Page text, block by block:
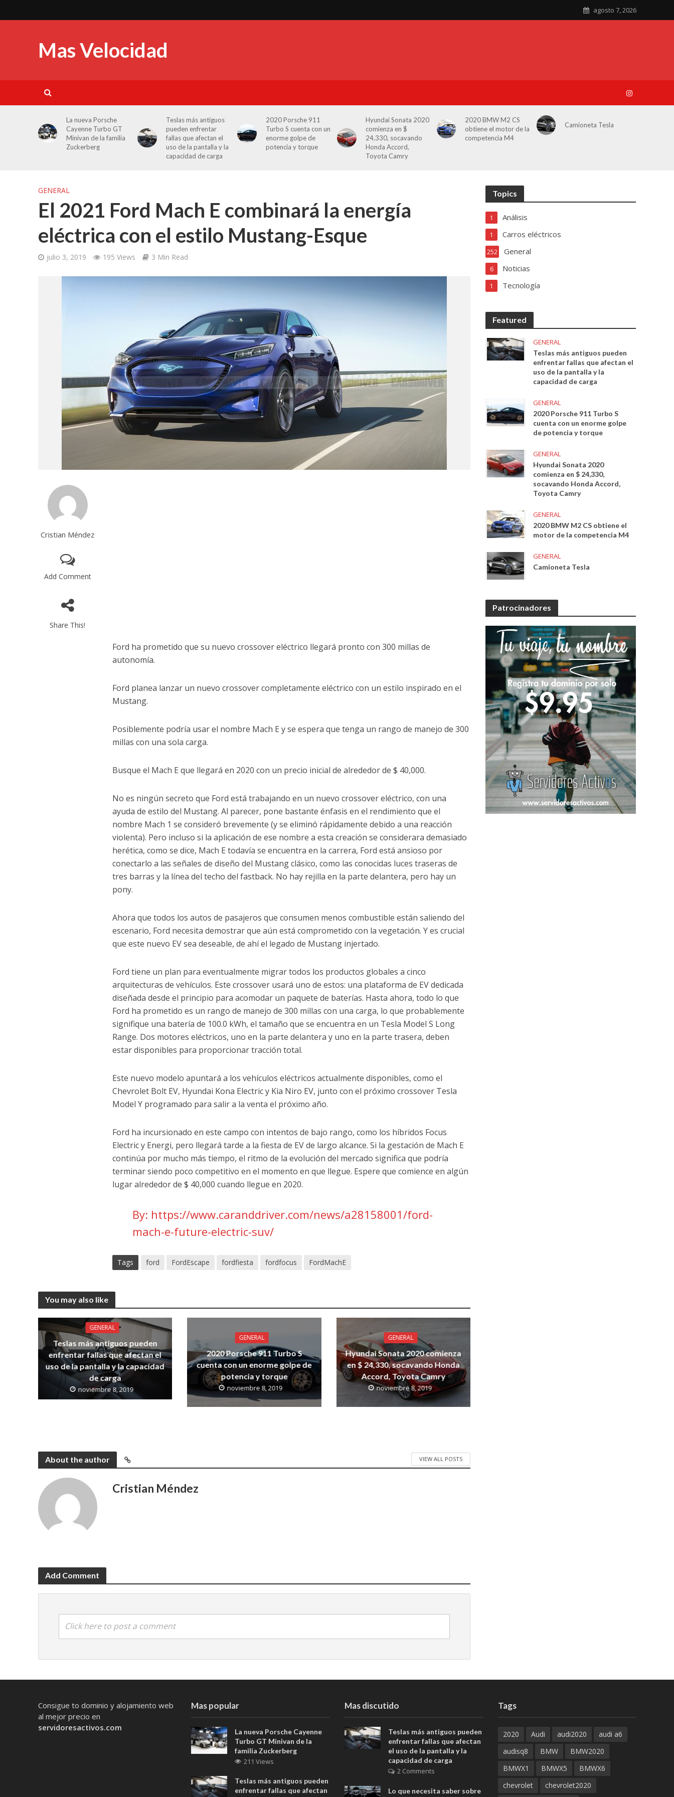
agosto 7, 2026
Mas Velocidad
La nueva Porsche
Cayenne Turbo GT
Minivan de la familia
Zuckerberg
Teslas más antiguos
pueden enfrentar
fallas que afectan el
uso de la pantalla y la
capacidad de carga
2020 Porsche 911
Turbo S cuenta con un
enorme golpe de
potencia y torque
Hyundai Sonata 2020
comienza en $
24,330, socavando
Honda Accord,
Toyota Camry
2020 BMW M2 CS
obtiene el motor de la
competencia M4
Camioneta Tesla
GENERAL
El 2021 Ford Mach E combinará la energía
eléctrica con el estilo Mustang-Esque
julio 3, 2019 195 Views 3 Min Read
Cristian Méndez
Add Comment
Share This!
Ford ha prometido que su nuevo crossover eléctrico llegará pronto con 300 millas de
autonomía.
Ford planea lanzar un nuevo crossover completamente eléctrico con un estilo inspirado en el
Mustang.
Posiblemente podría usar el nombre Mach E y se espera que tenga un rango de manejo de 300
millas con una sola carga.
Busque el Mach E que llegará en 2020 con un precio inicial de alrededor de $ 40,000.
No es ningún secreto que Ford está trabajando en un nuevo crossover eléctrico, con una
ayuda de estilo del Mustang. Al parecer, pone bastante énfasis en el rendimiento que el
nombre Mach 1 se consideró brevemente (y se eliminó rápidamente debido a una reacción
violenta). Pero incluso si la aplicación de ese nombre a esta creación se considerara demasiado
herética, como se dice, Mach E todavía se encuentra en la carrera, Ford está ansioso por
conectarlo a las señales de diseño del Mustang clásico, como las conocidas luces traseras de
tres barras y la línea del techo del fastback. No hay rejilla en la parte delantera, pero hay un
pony.
Ahora que todos los autos de pasajeros que consumen menos combustible están saliendo del
escenario, Ford necesita demostrar que aún está comprometido con la vegetación. Y es crucial
que este nuevo EV sea deseable, de ahí el legado de Mustang injertado.
Ford tiene un plan para eventualmente migrar todos los productos globales a cinco
arquitecturas de vehículos. Este crossover usará uno de estos: una plataforma de EV dedicada
diseñada desde el principio para acomodar un paquete de baterías. Hasta ahora, todo lo que
Ford ha prometido es un rango de manejo de 300 millas con una carga, lo que probablemente
signifique una batería de 100.0 kWh, el tamaño que se encuentra en un Tesla Model S Long
Range. Dos motores eléctricos, uno en la parte delantera y uno en la parte trasera, deben
estar disponibles para proporcionar tracción total.
Este nuevo modelo apuntará a los vehículos eléctricos actualmente disponibles, como el
Chevrolet Bolt EV, Hyundai Kona Electric y Kia Niro EV, junto con el próximo crossover Tesla
Model Y programado para salir a la venta el próximo año.
Ford ha incursionado en este campo con intentos de bajo rango, como los híbridos Focus
Electric y Energi, pero llegará tarde a la fiesta de EV de largo alcance. Si la gestación de Mach E
continúa por mucho más tiempo, el ritmo de la evolución del mercado significa que podría
terminar siendo poco competitivo en el momento en que llegue. Espere que comience en algún
lugar alrededor de $ 40,000 cuando llegue en 2020.
By: https://www.caranddriver.com/news/a28158001/ford-
mach-e-future-electric-suv/
Tags ford FordEscape fordfiesta fordfocus FordMachE
You may also like
GENERAL
Teslas más antiguos pueden
enfrentar fallas que afectan el
uso de la pantalla y la capacidad
de carga
noviembre 8, 2019
GENERAL
2020 Porsche 911 Turbo S
cuenta con un enorme golpe de
potencia y torque
noviembre 8, 2019
GENERAL
Hyundai Sonata 2020 comienza
en $ 24,330, socavando Honda
Accord, Toyota Camry
noviembre 8, 2019
About the author VIEW ALL POSTS
Cristian Méndez
Add Comment
Click here to post a comment
Topics
Análisis
1
Carros eléctricos
1
General
252
Noticias
6
Tecnología
1
Featured
GENERAL
Teslas más antiguos pueden
enfrentar fallas que afectan el
uso de la pantalla y la
capacidad de carga
GENERAL
2020 Porsche 911 Turbo S
cuenta con un enorme golpe
de potencia y torque
GENERAL
Hyundai Sonata 2020
comienza en $ 24,330,
socavando Honda Accord,
Toyota Camry
GENERAL
2020 BMW M2 CS obtiene el
motor de la competencia M4
GENERAL
Camioneta Tesla
Patrocinadores
Consigue to dominio y alojamiento web
al mejor precio en
servidoresactivos.com
Mas popular
La nueva Porsche Cayenne
Turbo GT Minivan de la
familia Zuckerberg
211 Views
Teslas más antiguos pueden
enfrentar fallas que afectan
Mas discutido
Teslas más antiguos pueden
enfrentar fallas que afectan
el uso de la pantalla y la
capacidad de carga
2 Comments
Lo que necesita saber sobre
Tags
2020 Audi audi2020
audi a6
audisq8
BMW
BMW2020
BMWX1
BMWX5
BMWX6
chevrolet
chevrolet2020